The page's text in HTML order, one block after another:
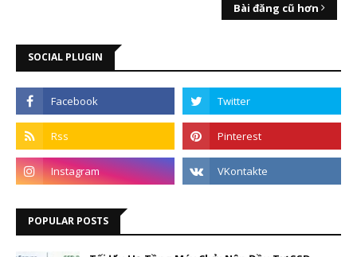
Bài đăng cũ hơn
SOCIAL PLUGIN
POPULAR POSTS